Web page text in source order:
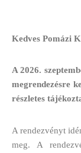
Kedves Pomázi
A 2026.
megrendezésre
részletes
A rendezvényt
meg. A